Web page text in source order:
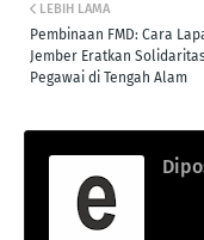
LEBIH LAMA
Pembinaan FMD: Cara
Jember Eratkan Solidaritas
Pegawai di Tengah Alam